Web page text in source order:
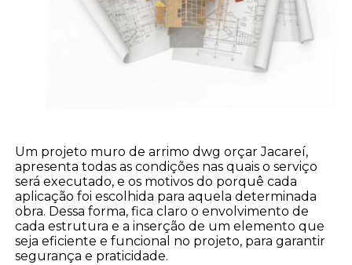
Um projeto muro de arrimo dwg orçar Jacareí,
apresenta todas as condições nas quais o serviço
será executado, e os motivos do porquê cada
aplicação foi escolhida para aquela determinada
obra. Dessa forma, fica claro o envolvimento de
cada estrutura e a inserção de um elemento que
seja eficiente e funcional no projeto, para garantir
segurança e praticidade.